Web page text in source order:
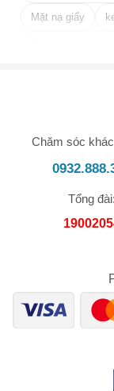
ngay khi nhìn thấy
Mặt nạ giấy
Tẩy tế bào chết
Chăm sóc
Tổng đài:
Giảm
Số lần áp dụng:
Áp dụng cho
Chỉ áp dụng